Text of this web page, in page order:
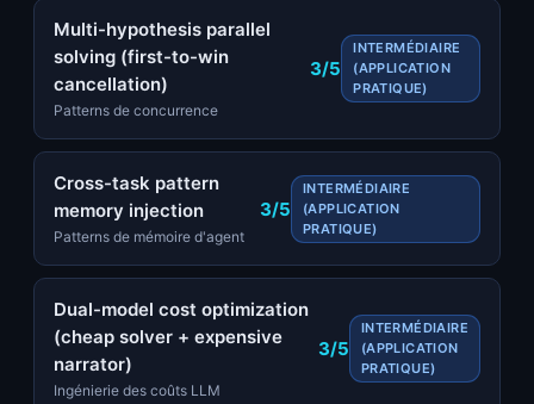
Multi-hypothesis parallel
solving (first-to-win
cancellation)
Patterns de concurrence
3/5
INTERMÉDIAIRE
(APPLICATION
PRATIQUE)
Cross-task pattern
memory injection
Patterns de mémoire d'agent
3/5
INTERMÉDIAIRE
(APPLICATION
PRATIQUE)
Dual-model cost optimization
(cheap solver + expensive
narrator)
Ingénierie des coûts LLM
3/5
INTERMÉDIAIRE
(APPLICATION
PRATIQUE)